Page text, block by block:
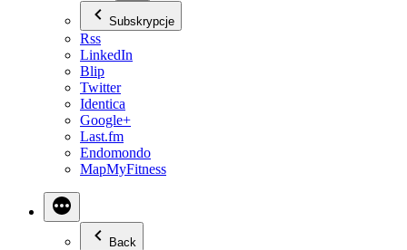
Subskrypcje
Rss
LinkedIn
Blip
Twitter
Identica
Google+
Last.fm
Endomondo
MapMyFitness
Back